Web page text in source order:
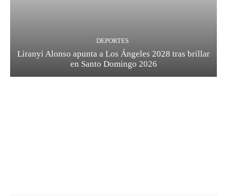
DEPORTES
Liranyi Alonso apunta a Los Ángeles 2028 tras brillar
en Santo Domingo 2026